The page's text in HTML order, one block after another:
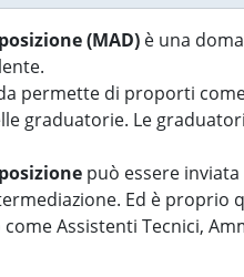
(MAD) è una
permette di proporti
graduatorie. Le
può essere
Ed è proprio
Assistenti Tecnici,